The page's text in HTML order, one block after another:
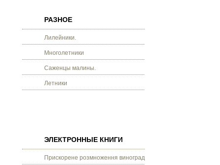
РАЗНОЕ
Лилейники.
Многолетники
Саженцы малины.
Летники
ЭЛЕКТРОННЫЕ КНИГИ
Прискорене розмноження винограду.